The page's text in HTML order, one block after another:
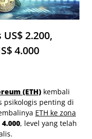
2.200,
4.000
(ETH) kembali
psikologis penting di
ETH ke zona
, level yang telah